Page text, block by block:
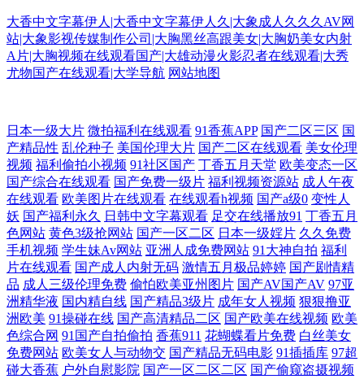
大香中文字幕伊人|大香中文字幕伊人久|大象成人久久久AV网
站|大象影视传媒制作公司|大胸黑丝高跟美女|大胸奶美女内射
A片|大胸视频在线观看国产|大雄动漫火影忍者在线观看|大秀
尤物国产在线观看|大学导航 网站地图
激情wwwwww 婷婷电影 精品人妻久久久专区 一区二区三区四 韩国伦理
影院 一区二区日韩 久久福利精品视频 夜色福利导航 精品色综合 亚洲欧美
日韩动漫一区 天堂最新版在线中文 国产综合色在线 亚洲+欧美+韩国精品
国产原创大胆私拍视频 亚洲黄色精品视频在线观看 你懂得论坛 原味视频
在线ww 可以在线观看91视频的网站 影音先锋男人天堂 影视自拍亚洲 欧
美破处一区二区 欧美69视频在线观看 91视频网站进入 电视剧全集免费 成
视人a 亚洲免费高清视频 国产专区在线免费 一本大道东 上网导航 韩国电
日本一级大片 微拍福利在线观看 91香蕉APP 国产二区三区 国
产精品性 乱伦种子 美国伦理大片 国产二区在线观看 美女伦理
视频 福利偷拍小视频 91社区国产 丁香五月天堂 欧美变态一区
国产综合在线观看 国产免费一级片 福利视频资源站 成人午夜
在线观看 欧美图片在线观看 在线观看h视频 国产a级0 变性人
妖 国产福利永久 日韩中文字幕观看 足交在线播放91 丁香五月
色网站 黄色3级抢网站 国产一区二区 日本一级婬片 久久免费
手机视频 学生妹Av网站 亚洲人成免费网站 91大神自拍 福利
片在线观看 国产成人内射无码 激情五月极品婷婷 国产剧情精
品 成人三级伦理免费 偷怕欧美亚州图片 国产AV国产AV 97亚
洲精华液 国内精自线 国产精品3级片 成年女人视频 狠狠撸亚
洲欧美 91操碰在线 国产高清精品二区 国产欧美在线视频 欧美
色综合网 91国产自拍偷拍 香蕉911 花蝴蝶看片免费 白丝美女
免费网站 欧美女人与动物交 国产精品无码电影 91插插库 97超
碰大香蕉 户外自慰影院 国产一区二区二区 国产偷窥盗摄视频